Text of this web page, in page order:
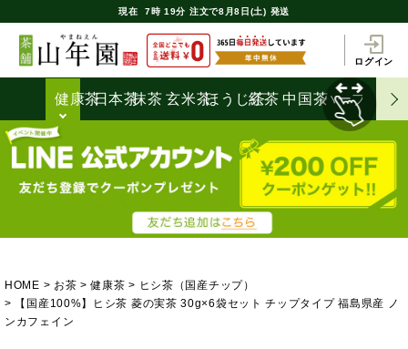
現在 7時 19分 注文で8月8日(土) 発送
ログイン
健康茶日本茶抹茶 玄米茶ほうじ茶
紅茶 中国茶ハーブティ
HOME お茶 健康茶
ヒシ茶（国産チップ）
【国産100%】ヒシ茶 菱の実茶 30g×6袋セット チップタイプ 福島県産 ノ
ンカフェイン